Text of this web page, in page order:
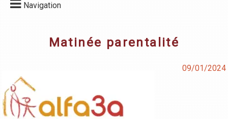
Navigation
Matinée parentalité
09/01/2024